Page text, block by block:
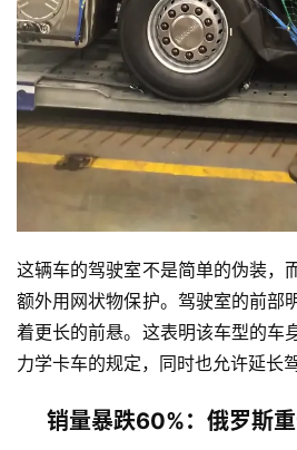
这辆车的驾驶室不是简单的伪装，
额外用网状物保护。驾驶室的前部
着更长的前悬。这表明该车型的车
力学卡车的规定，同时也允许延长
销量暴跌60%：俄罗斯